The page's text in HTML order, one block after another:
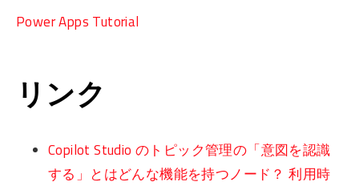
Power Apps Tutorial
リンク
Copilot Studio のトピック管理の「意図を認識
する」とはどんな機能を持つノード？ 利用時